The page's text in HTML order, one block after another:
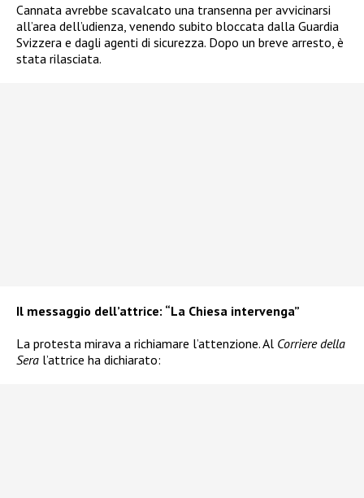
Cannata avrebbe scavalcato una transenna per avvicinarsi
all’area dell’udienza, venendo subito bloccata dalla Guardia
Svizzera e dagli agenti di sicurezza. Dopo un breve arresto, è
stata rilasciata.
Il messaggio dell’attrice: “La Chiesa intervenga”
La protesta mirava a richiamare l’attenzione. Al Corriere della
Sera l’attrice ha dichiarato: